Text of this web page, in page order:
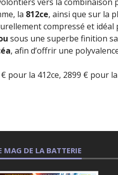
la 812ce, ainsi que sur la
compressé et idéal
sous une superbe finition
, afin d’offrir une
pour la 412ce, 2899 € pour
MAG DE LA BATTERIE